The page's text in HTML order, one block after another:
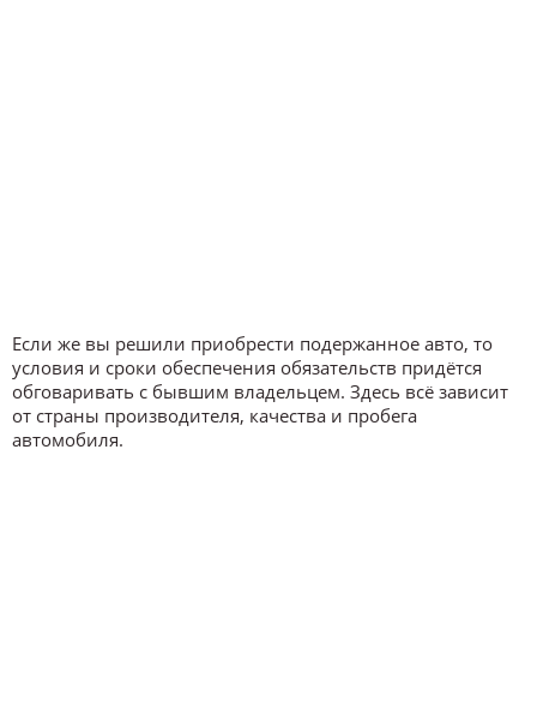
Если же вы решили приобрести подержанное авто, то
условия и сроки обеспечения обязательств придётся
обговаривать с бывшим владельцем. Здесь всё зависит
от страны производителя, качества и пробега
автомобиля.